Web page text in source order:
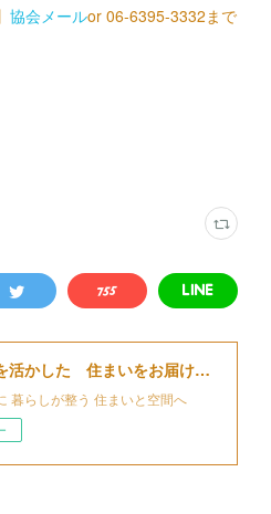
協会メールor 06-6395-3332まで
自然の力を活かした 住まいをお届けする 細江住楽設計
暮らしが整う 住まいと空間へ